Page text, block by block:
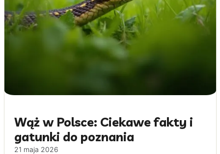
Wąż w Polsce: Ciekawe fakty i
gatunki do poznania
21 maja 2026